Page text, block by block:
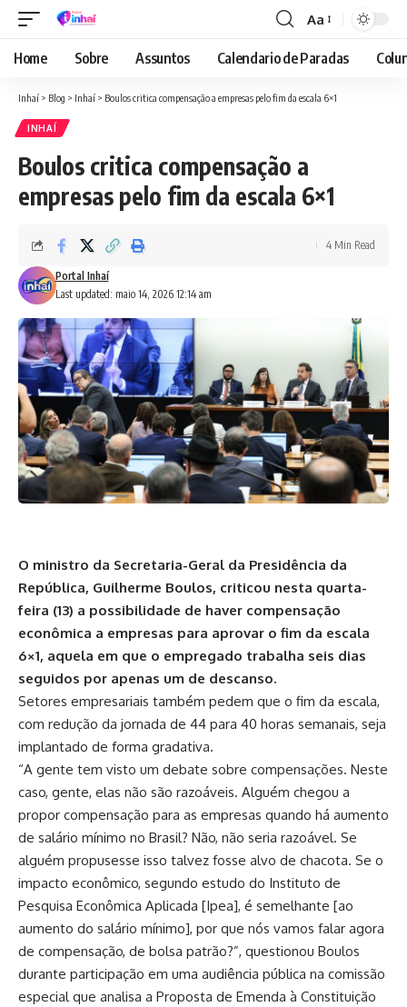
Font
Resizer
Aa
Home Sobre Assuntos Calendario de Paradas
Inhaí > Blog > Inhaí > Boulos critica compensação a empresas pelo fim da escala 6×1
INHAÍ
Boulos critica compensação a
empresas pelo fim da escala 6×1
Last updated: maio 14, 2026 12:14 am
Portal Inhaí
4 Min Read
O ministro da Secretaria-Geral da Presidência da
República, Guilherme Boulos, criticou nesta quarta-
feira (13) a possibilidade de haver compensação
econômica a empresas para aprovar o fim da escala
6×1, aquela em que o empregado trabalha seis dias
seguidos por apenas um de descanso.
Setores empresariais também pedem que o fim da escala,
com redução da jornada de 44 para 40 horas semanais, seja
implantado de forma gradativa.
“A gente tem visto um debate sobre compensações. Neste
caso, gente, elas não são razoáveis. Alguém chegou a
propor compensação para as empresas quando há aumento
de salário mínimo no Brasil? Não, não seria razoável. Se
alguém propusesse isso talvez fosse alvo de chacota. Se o
impacto econômico, segundo estudo do Instituto de
Pesquisa Econômica Aplicada [Ipea], é semelhante [ao
aumento do salário mínimo], por que nós vamos falar agora
de compensação, de bolsa patrão?”, questionou Boulos
durante participação em uma audiência pública na comissão
especial que analisa a Proposta de Emenda à Constituição